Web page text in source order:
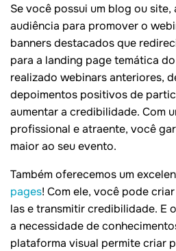
Se você possui um blog ou site,
audiência para promover o
banners destacados que
para a landing page temática
realizado webinars anteriores,
depoimentos positivos de
aumentar a credibilidade. Com
profissional e atraente, você
maior ao seu evento.
Também oferecemos um
pages! Com ele, você pode
las e transmitir credibilidade. E
a necessidade de
plataforma visual permite criar